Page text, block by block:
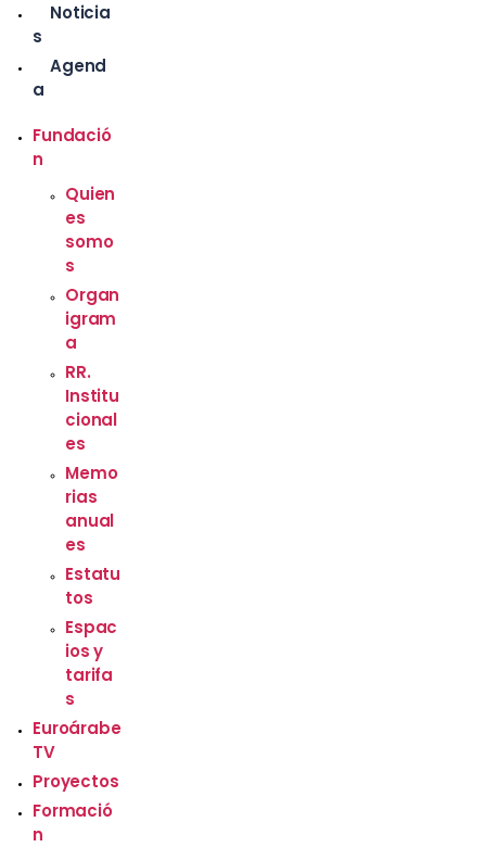
Noticia
s
Agend
a
Fundació
n
Quien
es
somo
s
Organ
igram
a
RR.
Institu
cional
es
Memo
rias
anual
es
Estatu
tos
Espac
ios y
tarifa
s
Euroárabe
TV
Proyectos
Formació
n